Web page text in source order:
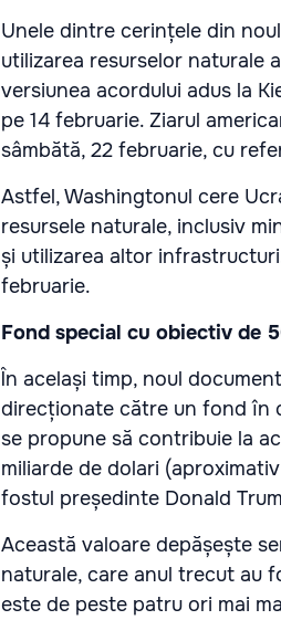
Unele dintre cerințele din
utilizarea resurselor naturale
versiunea acordului adus la
pe 14 februarie. Ziarul
sâmbătă, 22 februarie, cu
Astfel, Washingtonul cere
resursele naturale, inclusiv
și utilizarea altor
februarie.
Fond special cu obiectiv de
În același timp, noul
direcționate către un fond în
se propune să contribuie la
miliarde de dolari
fostul președinte Donald
Această valoare depășește
naturale, care anul trecut au
este de peste patru ori mai